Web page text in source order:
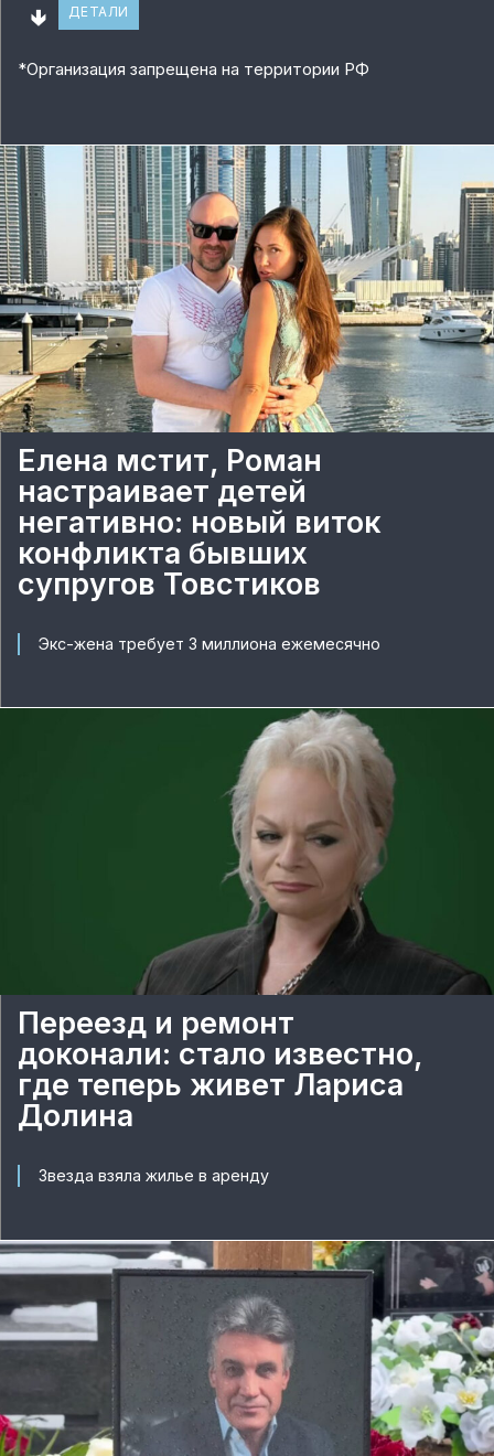
🢃 ДЕТАЛИ
*Организация запрещена на территории РФ
Елена мстит, Роман
настраивает детей
негативно: новый виток
конфликта бывших
супругов Товстиков
Экс-жена требует 3 миллиона ежемесячно
Переезд и ремонт
доконали: стало известно,
где теперь живет Лариса
Долина
Звезда взяла жилье в аренду